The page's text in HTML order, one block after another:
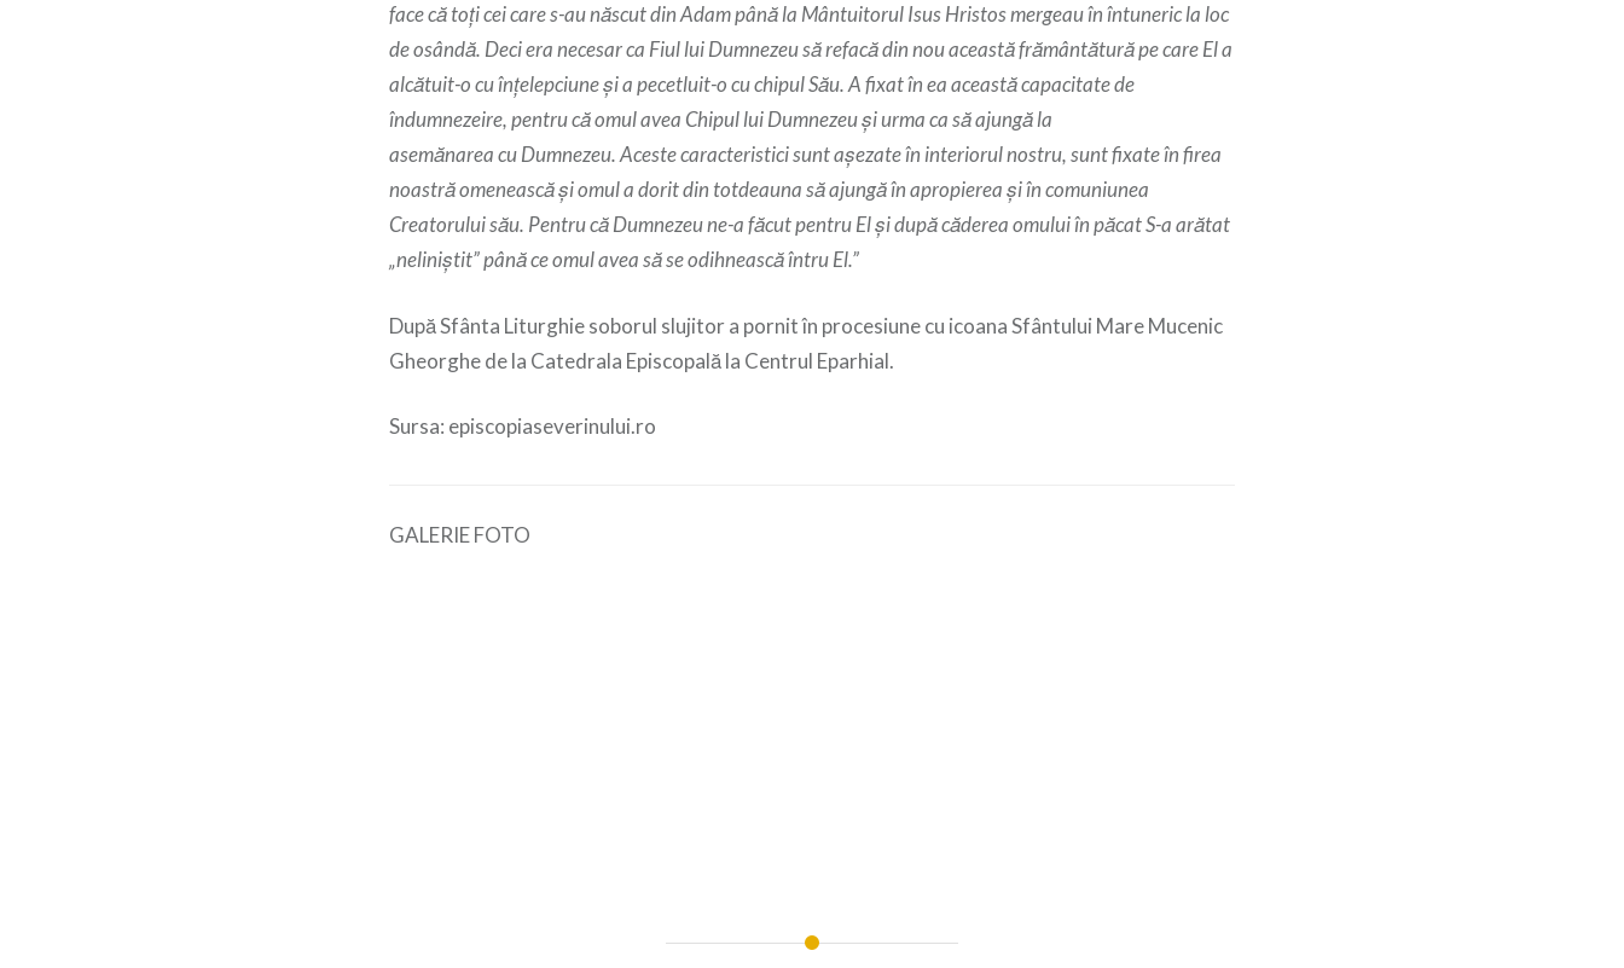
face că toți cei care s-au născut din Adam până la Mântuitorul Isus Hristos mergeau în întuneric la loc
de osândă. Deci era necesar ca Fiul lui Dumnezeu să refacă din nou această frământătură pe care El a
alcătuit-o cu înțelepciune și a pecetluit-o cu chipul Său. A fixat în ea această capacitate de
îndumnezeire, pentru că omul avea Chipul lui Dumnezeu și urma ca să ajungă la
asemănarea cu Dumnezeu. Aceste caracteristici sunt aşezate în interiorul nostru, sunt fixate în firea
noastră omenească şi omul a dorit din totdeauna să ajungă în apropierea şi în comuniunea
Creatorului său. Pentru că Dumnezeu ne-a făcut pentru El şi după căderea omului în păcat S-a arătat
„neliniştit” până ce omul avea să se odihnească întru El.”
După Sfânta Liturghie soborul slujitor a pornit în procesiune cu icoana Sfântului Mare Mucenic
Gheorghe de la Catedrala Episcopală la Centrul Eparhial.
Sursa: episcopiaseverinului.ro
GALERIE FOTO